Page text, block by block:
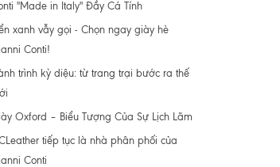
"Made in Italy" Đầy Cá Tính
xanh vẫy gọi - Chọn ngay giày hè
Conti!
trình kỳ diệu: từ trang trại bước ra thế
Oxford – Biểu Tượng Của Sự Lịch Lãm
tiếp tục là nhà phân phối của
Conti